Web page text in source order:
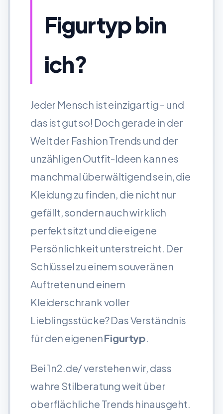
Figurtyp bin
ich?
Jeder Mensch ist einzigartig – und
das ist gut so! Doch gerade in der
Welt der Fashion Trends und der
unzähligen Outfit-Ideen kann es
manchmal überwältigend sein, die
Kleidung zu finden, die nicht nur
gefällt, sondern auch wirklich
perfekt sitzt und die eigene
Persönlichkeit unterstreicht. Der
Schlüssel zu einem souveränen
Auftreten und einem
Kleiderschrank voller
Lieblingsstücke? Das Verständnis
für den eigenenFigurtyp.
Bei 1n2.de/ verstehen wir, dass
wahre Stilberatung weit über
oberflächliche Trends hinausgeht.